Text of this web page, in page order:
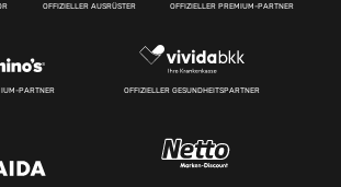
OFFIZIELLER AUSRÜSTER OFFIZIELLER PREMIUM-PARTNER
PARTNER OFFIZIELLER GESUNDHEITSPARTNER